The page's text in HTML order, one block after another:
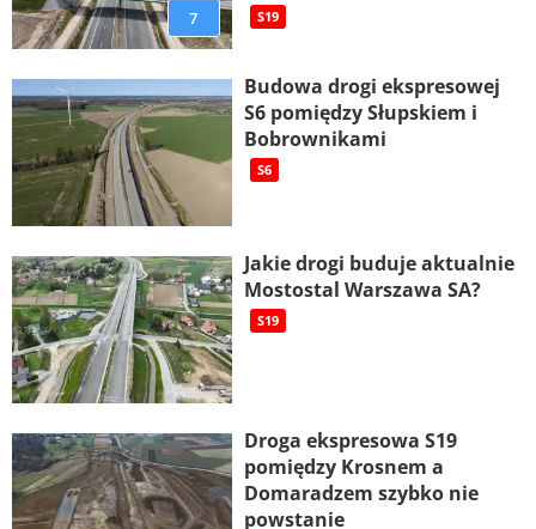
7 S19
Budowa drogi ekspresowej
S6 pomiędzy Słupskiem i
Bobrownikami
S6
Jakie drogi buduje aktualnie
Mostostal Warszawa SA?
S19
Droga ekspresowa S19
pomiędzy Krosnem a
Domaradzem szybko nie
powstanie